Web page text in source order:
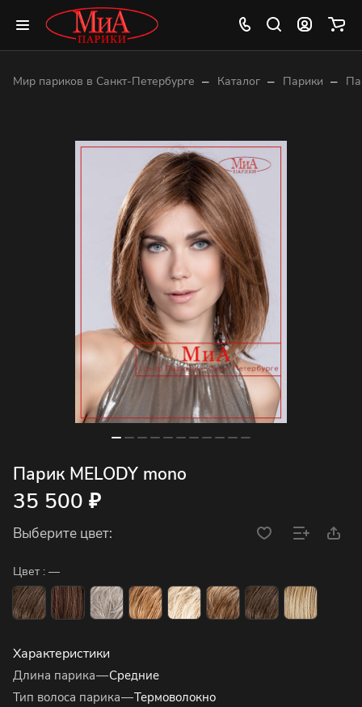
Мир париков в Санкт-Петербурге – Каталог – Парики –
Парик MELODY mono
35 500 ₽
Выберите цвет:
Цвет : —
Характеристики
Длина парика—Средние
Тип волоса парика—Термоволокно